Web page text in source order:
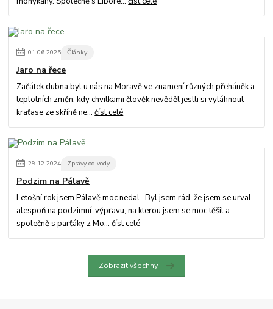
01.06.2025 Články
Jaro na řece
Začátek dubna byl u nás na Moravě ve znamení různých přeháněk a
teplotních změn, kdy chvilkami člověk nevěděl jestli si vytáhnout
kraťase ze skříně ne...číst celé
29.12.2024 Zprávy od vody
Podzim na Pálavě
Letošní rok jsem Pálavě moc nedal. Byl jsem rád, že jsem se urval
alespoň na podzimní výpravu, na kterou jsem se moc těšil a
společně s parťáky z Mo...číst celé
Zobrazit všechny